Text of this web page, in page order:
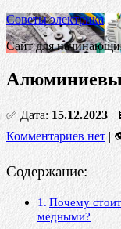
Советы электрика
Сайт для
✅ Дата: 15.12.2023 |
Комментариев нет |
Содержание:
Почему
медными?